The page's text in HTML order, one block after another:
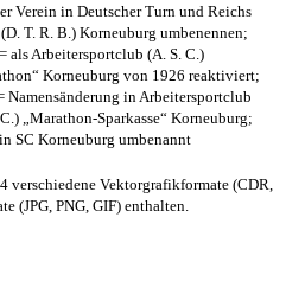
Verein in Deutscher Turn und Reichs
T. R. B.) Korneuburg umbenennen;
als Arbeitersportclub (A. S. C.)
Korneuburg von 1926 reaktiviert;
Namensänderung in Arbeitersportclub
„Marathon-Sparkasse“ Korneuburg;
SC Korneuburg umbenannt
verschiedene Vektorgrafikformate (CDR,
(JPG, PNG, GIF) enthalten.